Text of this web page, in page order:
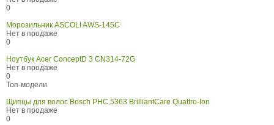
0
Морозильник ASCOLI AWS-145C
Нет в продаже
0
Ноутбук Acer ConceptD 3 CN314-72G
Нет в продаже
0
Топ-модели
Щипцы для волос Bosch PHC 5363 BrilliantCare Quattro-Ion
Нет в продаже
0